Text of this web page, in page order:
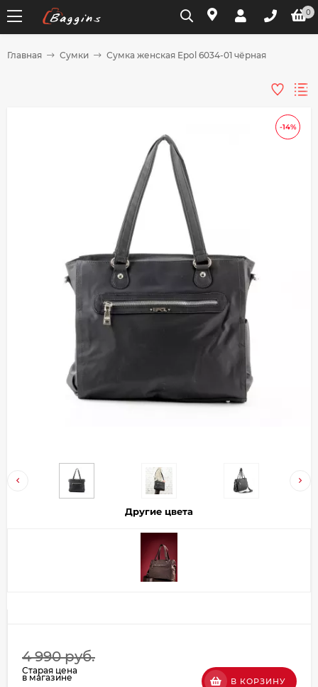
0
Главная Сумки Сумка женская Epol 6034-01 чёрная
-14%
Другие цвета
4 990 руб.
Старая цена
в магазине В КОРЗИНУ
на части
без переплат
График платежей
Добавляйте товары
в корзину
Оплачивайте сегодня только
Получайте товар
выбранный способом
75% будут
с вашей карты
каждые 2 недели
об оплате Плайтом